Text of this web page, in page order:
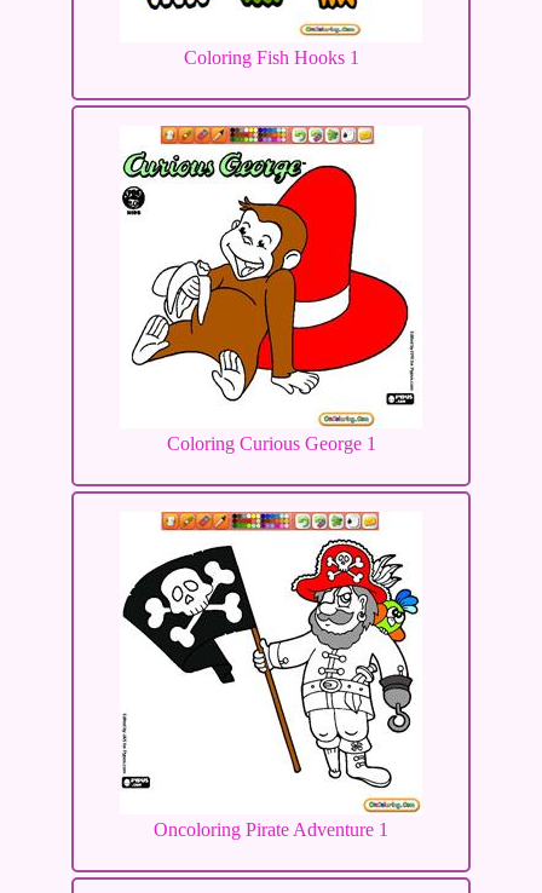
Coloring Fish Hooks 1
Coloring Curious George 1
Oncoloring Pirate Adventure 1